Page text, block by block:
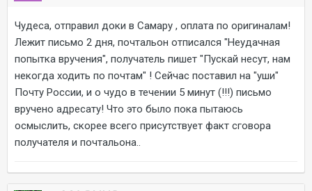
Чудеса, отправил доки в Самару , оплата по оригиналам!
Лежит письмо 2 дня, почтальон отписался "Неудачная
попытка вручения", получатель пишет "Пускай несут, нам
некогда ходить по почтам" ! Сейчас поставил на "уши"
Почту России, и о чудо в течении 5 минут (!!!) письмо
вручено адресату! Что это было пока пытаюсь
осмыслить, скорее всего присутствует факт сговора
получателя и почтальона..